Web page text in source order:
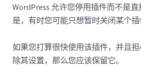
WordPress 允许您停用插件而不是
是，有时您可能只想暂时关闭某个插
如果您打算很快使用该插件，并且
除其设置，那么您应该保留它。